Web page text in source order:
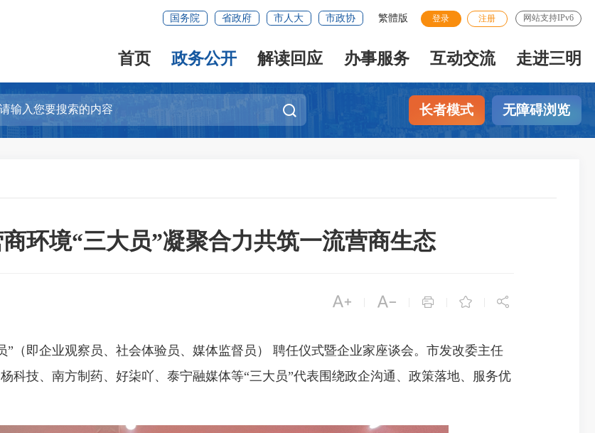
国务院 省政府 市人大 市政协 繁體版 登录 注册 网站支持IPv6
首页 政务公开 解读回应 办事服务 互动交流 走进三明
长者模式 无障碍浏览
环境“三大员”凝聚合力共筑一流营商生态
    
即企业观察员、社会体验员、媒体监督员） 聘任仪式暨企业家座谈会。市发改委主任
科技、南方制药、好柒吖、泰宁融媒体等“三大员”代表围绕政企沟通、政策落地、服务优